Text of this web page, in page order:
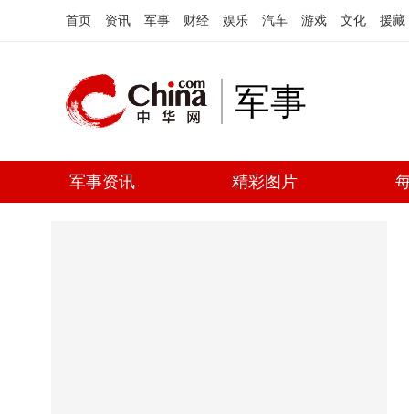
首页 资讯 军事 财经 娱乐 汽车 游戏 文化 援藏
军事
军事资讯 精彩图片